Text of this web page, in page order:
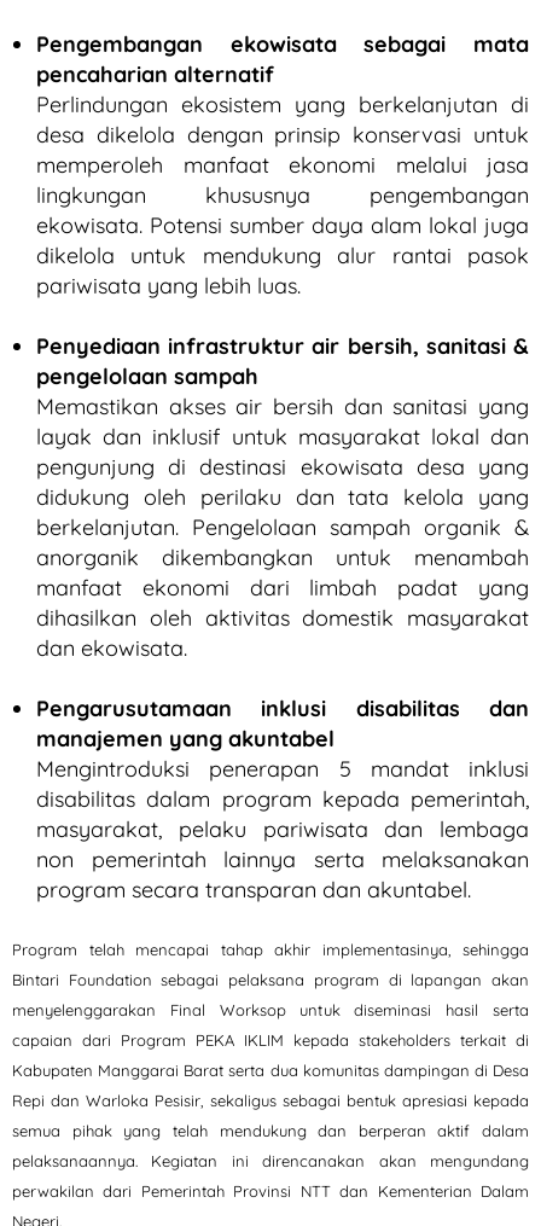
Pengembangan ekowisata sebagai mata
pencaharian alternatif
Perlindungan ekosistem yang berkelanjutan di
desa dikelola dengan prinsip konservasi untuk
memperoleh manfaat ekonomi melalui jasa
lingkungan khususnya pengembangan
ekowisata. Potensi sumber daya alam lokal juga
dikelola untuk mendukung alur rantai pasok
pariwisata yang lebih luas.
Penyediaan infrastruktur air bersih, sanitasi &
pengelolaan sampah
Memastikan akses air bersih dan sanitasi yang
layak dan inklusif untuk masyarakat lokal dan
pengunjung di destinasi ekowisata desa yang
didukung oleh perilaku dan tata kelola yang
berkelanjutan. Pengelolaan sampah organik &
anorganik dikembangkan untuk menambah
manfaat ekonomi dari limbah padat yang
dihasilkan oleh aktivitas domestik masyarakat
dan ekowisata.
Pengarusutamaan inklusi disabilitas dan
manajemen yang akuntabel
Mengintroduksi penerapan 5 mandat inklusi
disabilitas dalam program kepada pemerintah,
masyarakat, pelaku pariwisata dan lembaga
non pemerintah lainnya serta melaksanakan
program secara transparan dan akuntabel.
Program telah mencapai tahap akhir implementasinya, sehingga
Bintari Foundation sebagai pelaksana program di lapangan akan
menyelenggarakan Final Worksop untuk diseminasi hasil serta
capaian dari Program PEKA IKLIM kepada stakeholders terkait di
Kabupaten Manggarai Barat serta dua komunitas dampingan di Desa
Repi dan Warloka Pesisir, sekaligus sebagai bentuk apresiasi kepada
semua pihak yang telah mendukung dan berperan aktif dalam
pelaksanaannya. Kegiatan ini direncanakan akan mengundang
perwakilan dari Pemerintah Provinsi NTT dan Kementerian Dalam
Negeri.